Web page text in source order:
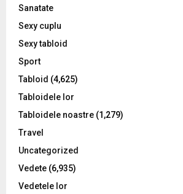
Sanatate
Sexy cuplu
Sexy tabloid
Sport
Tabloid (4,625)
Tabloidele lor
Tabloidele noastre (1,279)
Travel
Uncategorized
Vedete (6,935)
Vedetele lor